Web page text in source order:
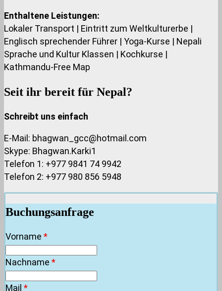
Enthaltene Leistungen:
Lokaler Transport | Eintritt zum Weltkulturerbe |
Englisch sprechender Führer | Yoga-Kurse | Nepali
Sprache und Kultur Klassen | Kochkurse |
Kathmandu-Free Map
Seit ihr bereit für Nepal?
Schreibt uns einfach
E-Mail: bhagwan_gcc@hotmail.com
Skype: Bhagwan.Karki1
Telefon 1: +977 9841 74 9942
Telefon 2: +977 980 856 5948
Buchungsanfrage
Vorname *
Nachname *
Mail *